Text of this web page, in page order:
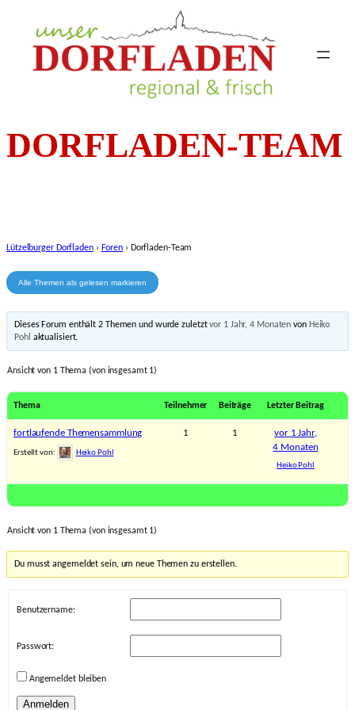
DORFLADEN-TEAM
Lützelburger Dorfladen › Foren › Dorfladen-Team
Dieses Forum enthält 2 Themen und wurde zuletztvor 1 Jahr, 4 Monaten von Heiko
Pohl aktualisiert.
Ansicht von 1 Thema (von insgesamt 1)
Thema Teilnehmer Beiträge Letzter Beitrag
fortlaufende Themensammlung
Erstellt von: Heiko Pohl
1 1
vor 1 Jahr,
4 Monaten
Heiko Pohl
Ansicht von 1 Thema (von insgesamt 1)
Du musst angemeldet sein, um neue Themen zu erstellen.
Benutzername:
Passwort:
Angemeldet bleiben
Anmelden